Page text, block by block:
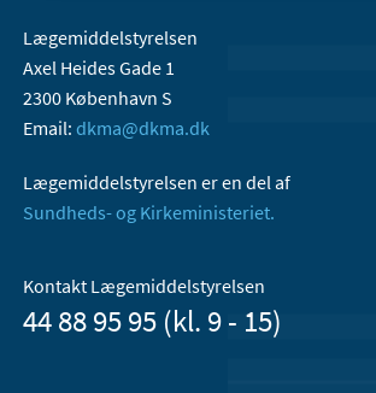
Lægemiddelstyrelsen
Axel Heides Gade 1
2300 København S
Email: dkma@dkma.dk
Lægemiddelstyrelsen er en del af
Sundheds- og Kirkeministeriet.
Kontakt Lægemiddelstyrelsen
44 88 95 95 (kl. 9 - 15)